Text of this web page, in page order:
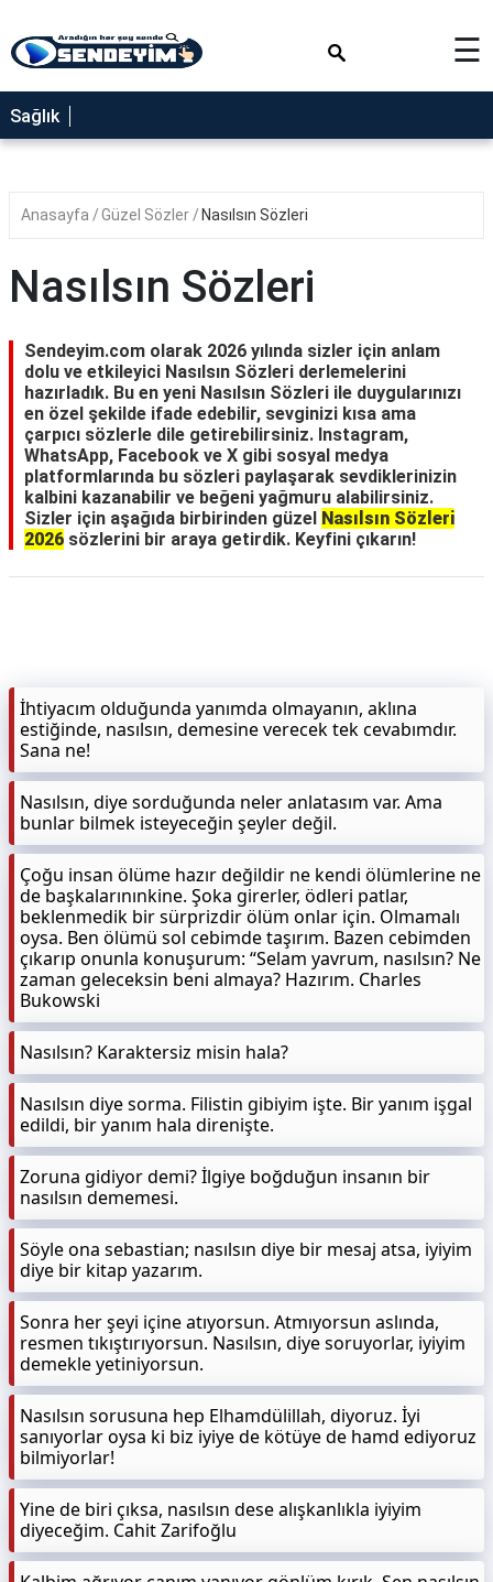
SAĞLIK
NEDİR
YEMEK
RÜYA
GEZİLECEK
YERLER
BLOG
☰
Sağlık
Anasayfa Güzel Sözler Nasılsın Sözleri
Nasılsın Sözleri
Sendeyim.com olarak 2026 yılında sizler için anlam
dolu ve etkileyici Nasılsın Sözleri derlemelerini
hazırladık. Bu en yeni Nasılsın Sözleri ile duygularınızı
en özel şekilde ifade edebilir, sevginizi kısa ama
çarpıcı sözlerle dile getirebilirsiniz. Instagram,
WhatsApp, Facebook ve X gibi sosyal medya
platformlarında bu sözleri paylaşarak sevdiklerinizin
kalbini kazanabilir ve beğeni yağmuru alabilirsiniz.
Sizler için aşağıda birbirinden güzel Nasılsın Sözleri
2026 sözlerini bir araya getirdik. Keyfini çıkarın!
İhtiyacım olduğunda yanımda olmayanın, aklına
estiğinde, nasılsın, demesine verecek tek cevabımdır.
Sana ne!
Nasılsın, diye sorduğunda neler anlatasım var. Ama
bunlar bilmek isteyeceğin şeyler değil.
Çoğu insan ölüme hazır değildir ne kendi ölümlerine ne
de başkalarınınkine. Şoka girerler, ödleri patlar,
beklenmedik bir sürprizdir ölüm onlar için. Olmamalı
oysa. Ben ölümü sol cebimde taşırım. Bazen cebimden
çıkarıp onunla konuşurum: “Selam yavrum, nasılsın? Ne
zaman geleceksin beni almaya? Hazırım. Charles
Bukowski
Nasılsın? Karaktersiz misin hala?
Nasılsın diye sorma. Filistin gibiyim işte. Bir yanım işgal
edildi, bir yanım hala direnişte.
Zoruna gidiyor demi? İlgiye boğduğun insanın bir
nasılsın dememesi.
Söyle ona sebastian; nasılsın diye bir mesaj atsa, iyiyim
diye bir kitap yazarım.
Sonra her şeyi içine atıyorsun. Atmıyorsun aslında,
resmen tıkıştırıyorsun. Nasılsın, diye soruyorlar, iyiyim
demekle yetiniyorsun.
Nasılsın sorusuna hep Elhamdülillah, diyoruz. İyi
sanıyorlar oysa ki biz iyiye de kötüye de hamd ediyoruz
bilmiyorlar!
Yine de biri çıksa, nasılsın dese alışkanlıkla iyiyim
diyeceğim. Cahit Zarifoğlu